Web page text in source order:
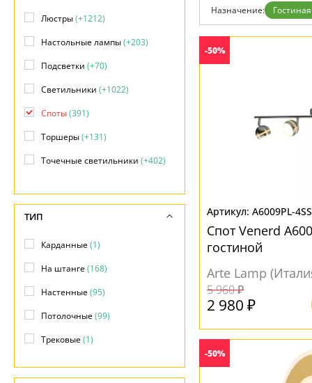
Доставка и оплата
Гарантия
Возврат
Установка
Бренды
Контакты
Назначение: Гостиная
-50%
A6009PL-4SS
Спот Venerd
гостиной
Arte Lamp
5 960 ₽
2 980 ₽
-50%
Люстры(+1212)
Настольные лампы(+203)
Подсветки (+70)
Светильники (+1022)
Споты(391)
Торшеры(+131)
Точечные светильники (+402)
Уличные светильники(+1)
ТИП
Карданные(1)
На штанге(168)
Настенные(95)
Потолочные(99)
Трековые(1)